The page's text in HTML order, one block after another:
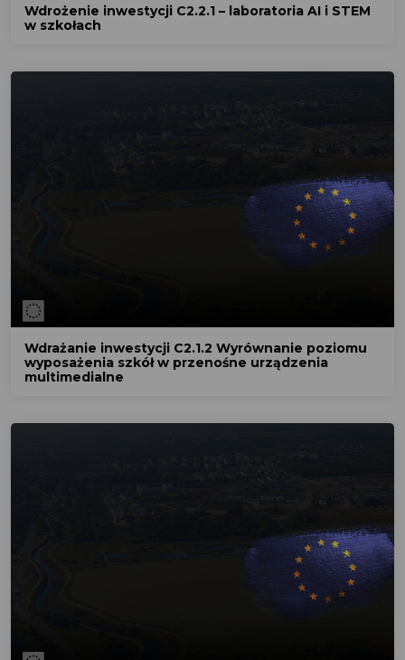
Wdrożenie inwestycji C2.2.1 – laboratoria AI i STEM
w szkołach
Wdrażanie inwestycji C2.1.2 Wyrównanie poziomu
wyposażenia szkół w przenośne urządzenia
multimedialne